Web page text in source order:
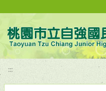
:::